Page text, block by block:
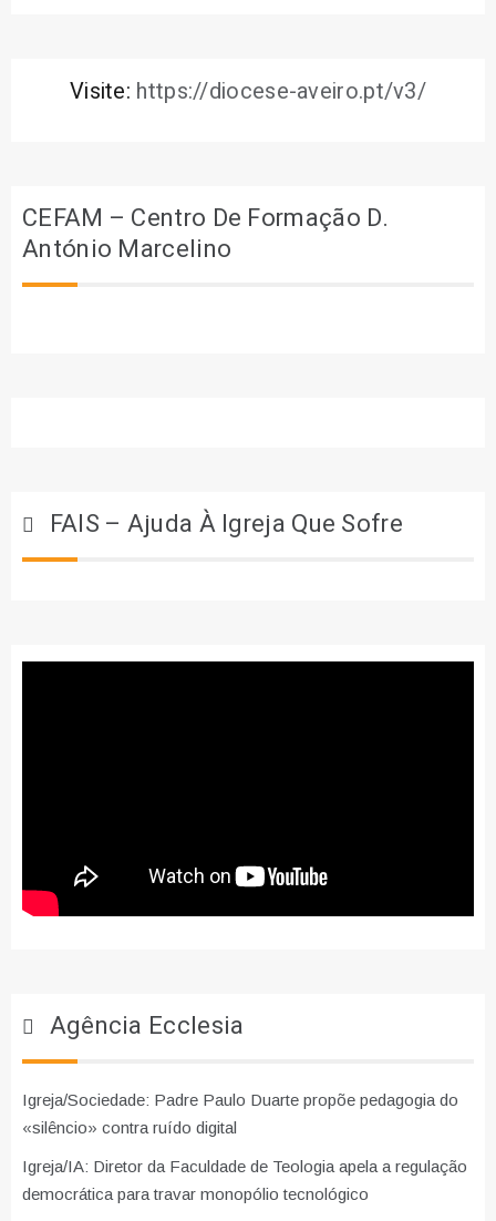
Visite: https://diocese-aveiro.pt/v3/
CEFAM – Centro De Formação D.
António Marcelino
FAIS – Ajuda À Igreja Que Sofre
Agência Ecclesia
Igreja/Sociedade: Padre Paulo Duarte propõe pedagogia do
«silêncio» contra ruído digital
Igreja/IA: Diretor da Faculdade de Teologia apela a regulação
democrática para travar monopólio tecnológico